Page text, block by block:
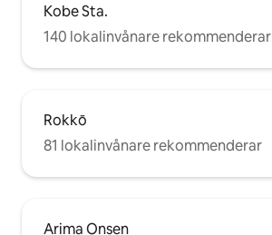
Kobe Sta.
140 lokalinvånare rekommenderar
Rokkō
81 lokalinvånare rekommenderar
Arima Onsen